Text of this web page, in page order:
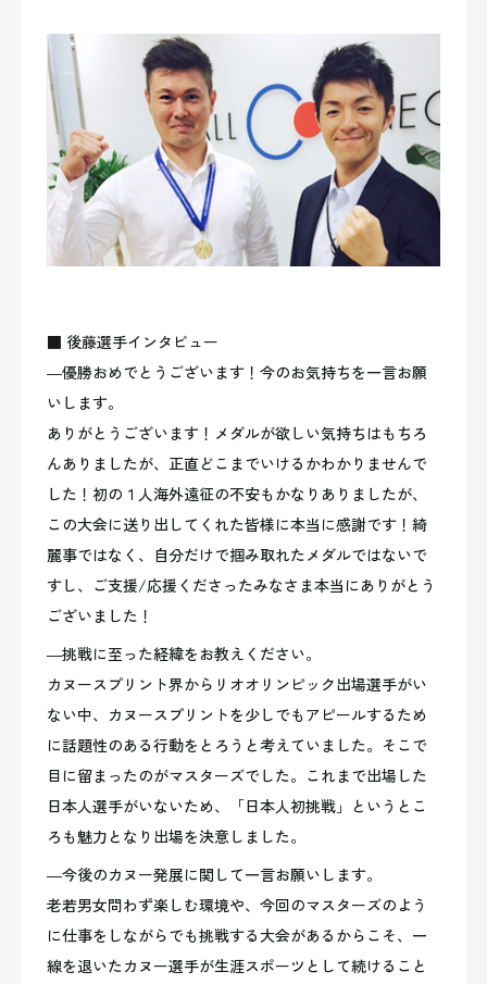
■ 後藤選手インタビュー
―優勝おめでとうございます！今のお気持ちを一言お願
いします。
ありがとうございます！メダルが欲しい気持ちはもちろ
んありましたが、正直どこまでいけるかわかりませんで
した！初の１人海外遠征の不安もかなりありましたが、
この大会に送り出してくれた皆様に本当に感謝です！綺
麗事ではなく、自分だけで掴み取れたメダルではないで
すし、ご支援/応援くださったみなさま本当にありがとう
ございました！
―挑戦に至った経緯をお教えください。
カヌースプリント界からリオオリンピック出場選手がい
ない中、カヌースプリントを少しでもアピールするため
に話題性のある行動をとろうと考えていました。そこで
目に留まったのがマスターズでした。これまで出場した
日本人選手がいないため、「日本人初挑戦」というとこ
ろも魅力となり出場を決意しました。
―今後のカヌー発展に関して一言お願いします。
老若男女問わず楽しむ環境や、今回のマスターズのよう
に仕事をしながらでも挑戦する大会があるからこそ、一
線を退いたカヌー選手が生涯スポーツとして続けること